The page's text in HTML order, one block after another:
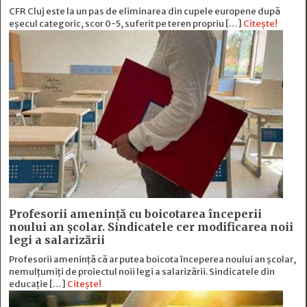
CFR Cluj este la un pas de eliminarea din cupele europene după
eșecul categoric, scor 0-5, suferit pe teren propriu […] Citește!
Profesorii amenință cu boicotarea începerii
noului an școlar. Sindicatele cer modificarea noii
legi a salarizării
Profesorii amenință că ar putea boicota începerea noului an școlar,
nemulțumiți de proiectul noii legi a salarizării. Sindicatele din
educație […] Citește!